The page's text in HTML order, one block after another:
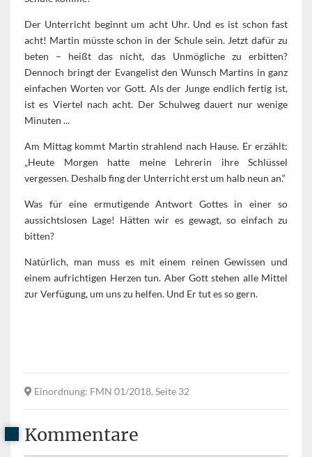
Der Unterricht beginnt um acht Uhr. Und es ist schon fast
acht! Martin müsste schon in der Schule sein. Jetzt dafür zu
beten – heißt das nicht, das Unmögliche zu erbitten?
Dennoch bringt der Evangelist den Wunsch Martins in ganz
einfachen Worten vor Gott. Als der Junge endlich fertig ist,
ist es Viertel nach acht. Der Schulweg dauert nur wenige
Minuten ...
Am Mittag kommt Martin strahlend nach Hause. Er erzählt:
„Heute Morgen hatte meine Lehrerin ihre Schlüssel
vergessen. Deshalb fing der Unterricht erst um halb neun an.“
Was für eine ermutigende Antwort Gottes in einer so
aussichtslosen Lage! Hätten wir es gewagt, so einfach zu
bitten?
Natürlich, man muss es mit einem reinen Gewissen und
einem aufrichtigen Herzen tun. Aber Gott stehen alle Mittel
zur Verfügung, um uns zu helfen. Und Er tut es so gern.
Einordnung: FMN 01/2018, Seite 32
Kommentare